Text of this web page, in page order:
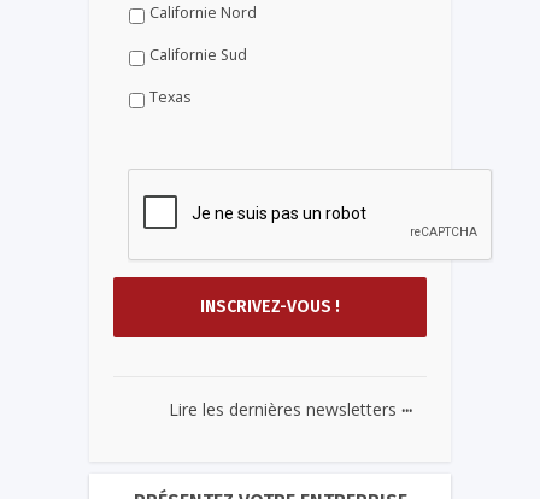
Californie Nord
Californie Sud
Texas
Lire les dernières newsletters ...